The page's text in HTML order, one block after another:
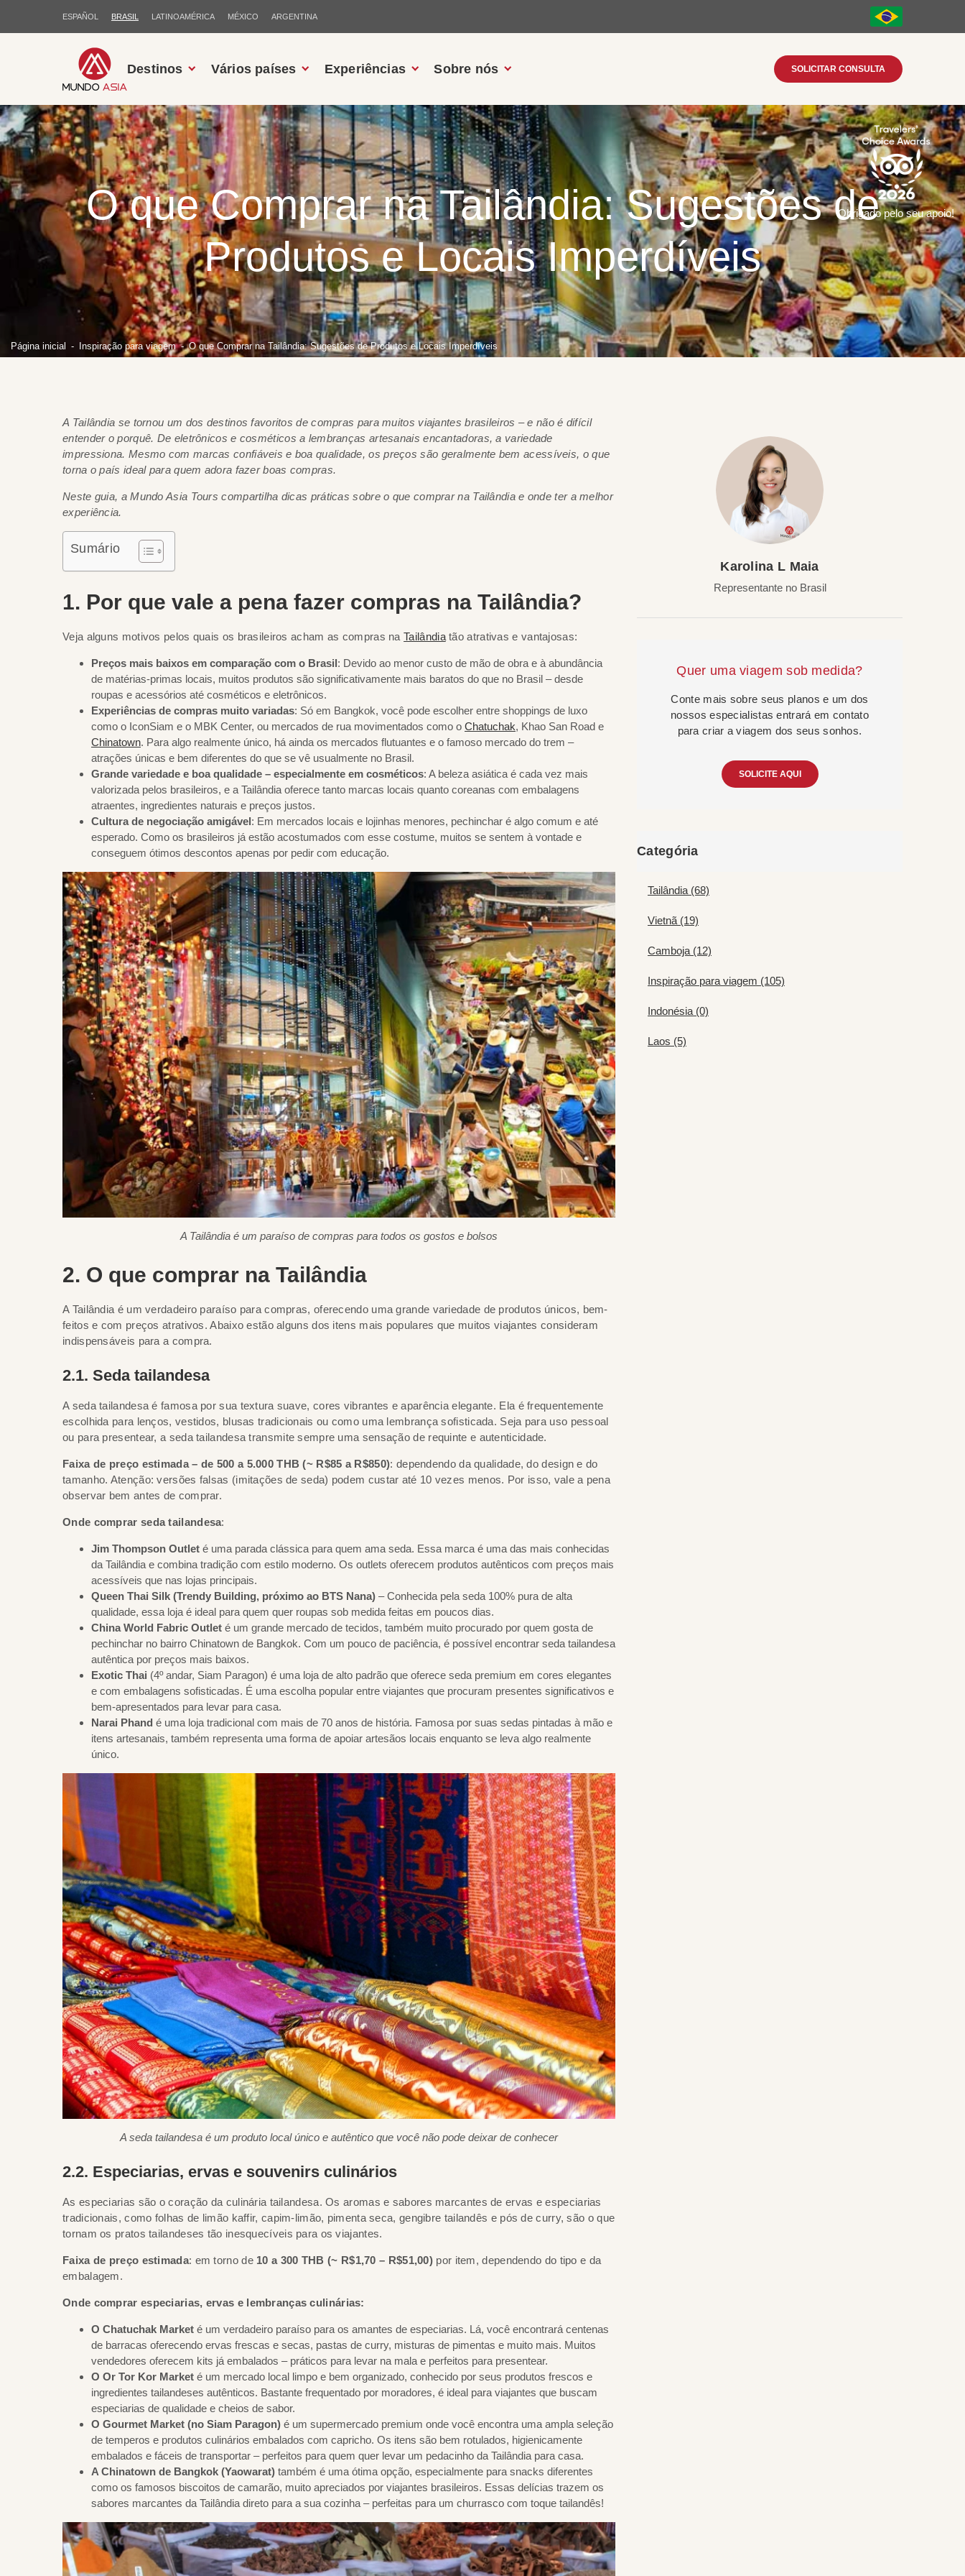
ESPAÑOL BRASIL LATINOAMÉRICA MÉXICO ARGENTINA
Destinos Vários países Experiências Sobre nós SOLICITAR CONSULTA
O que Comprar na Tailândia: Sugestões de
Produtos e Locais Imperdíveis
Página inicial Inspiração para viagem O que Comprar na Tailândia: Sugestões de Produtos e Locais Imperdíveis
Obrigado pelo seu apoio!
A Tailândia se tornou um dos destinos favoritos de compras para muitos viajantes brasileiros – e não é difícil
entender o porquê. De eletrônicos e cosméticos a lembranças artesanais encantadoras, a variedade
impressiona. Mesmo com marcas confiáveis e boa qualidade, os preços são geralmente bem acessíveis, o que
torna o país ideal para quem adora fazer boas compras.
Neste guia, a Mundo Asia Tours compartilha dicas práticas sobre o que comprar na Tailândia e onde ter a melhor
experiência.
Sumário
1. Por que vale a pena fazer compras na Tailândia?
Veja alguns motivos pelos quais os brasileiros acham as compras naTailândiatão atrativas e vantajosas:
Preços mais baixos em comparação com o Brasil: Devido ao menor custo de mão de obra e à abundância
de matérias-primas locais, muitos produtos são significativamente mais baratos do que no Brasil – desde
roupas e acessórios até cosméticos e eletrônicos.
Experiências de compras muito variadas: Só em Bangkok, você pode escolher entre shoppings de luxo
como o IconSiam e o MBK Center, ou mercados de rua movimentados como o Chatuchak, Khao San Road e
Chinatown. Para algo realmente único, há ainda os mercados flutuantes e o famoso mercado do trem –
atrações únicas e bem diferentes do que se vê usualmente no Brasil.
Grande variedade e boa qualidade – especialmente em cosméticos: A beleza asiática é cada vez mais
valorizada pelos brasileiros, e a Tailândia oferece tanto marcas locais quanto coreanas com embalagens
atraentes, ingredientes naturais e preços justos.
Cultura de negociação amigável: Em mercados locais e lojinhas menores, pechinchar é algo comum e até
esperado. Como os brasileiros já estão acostumados com esse costume, muitos se sentem à vontade e
conseguem ótimos descontos apenas por pedir com educação.
A Tailândia é um paraíso de compras para todos os gostos e bolsos
2. O que comprar na Tailândia
A Tailândia é um verdadeiro paraíso para compras, oferecendo uma grande variedade de produtos únicos, bem-
feitos e com preços atrativos. Abaixo estão alguns dos itens mais populares que muitos viajantes consideram
indispensáveis para a compra.
2.1. Seda tailandesa
A seda tailandesa é famosa por sua textura suave, cores vibrantes e aparência elegante. Ela é frequentemente
escolhida para lenços, vestidos, blusas tradicionais ou como uma lembrança sofisticada. Seja para uso pessoal
ou para presentear, a seda tailandesa transmite sempre uma sensação de requinte e autenticidade.
Faixa de preço estimada – de 500 a 5.000 THB (~ R$85 a R$850): dependendo da qualidade, do design e do
tamanho. Atenção: versões falsas (imitações de seda) podem custar até 10 vezes menos. Por isso, vale a pena
observar bem antes de comprar.
Onde comprar seda tailandesa:
Jim Thompson Outlet é uma parada clássica para quem ama seda. Essa marca é uma das mais conhecidas
da Tailândia e combina tradição com estilo moderno. Os outlets oferecem produtos autênticos com preços mais
acessíveis que nas lojas principais.
Queen Thai Silk (Trendy Building, próximo ao BTS Nana) – Conhecida pela seda 100% pura de alta
qualidade, essa loja é ideal para quem quer roupas sob medida feitas em poucos dias.
China World Fabric Outlet é um grande mercado de tecidos, também muito procurado por quem gosta de
pechinchar no bairro Chinatown de Bangkok. Com um pouco de paciência, é possível encontrar seda tailandesa
autêntica por preços mais baixos.
Exotic Thai (4º andar, Siam Paragon) é uma loja de alto padrão que oferece seda premium em cores elegantes
e com embalagens sofisticadas. É uma escolha popular entre viajantes que procuram presentes significativos e
bem-apresentados para levar para casa.
Narai Phand é uma loja tradicional com mais de 70 anos de história. Famosa por suas sedas pintadas à mão e
itens artesanais, também representa uma forma de apoiar artesãos locais enquanto se leva algo realmente
único.
A seda tailandesa é um produto local único e autêntico que você não pode deixar de conhecer
2.2. Especiarias, ervas e souvenirs culinários
As especiarias são o coração da culinária tailandesa. Os aromas e sabores marcantes de ervas e especiarias
tradicionais, como folhas de limão kaffir, capim-limão, pimenta seca, gengibre tailandês e pós de curry, são o que
tornam os pratos tailandeses tão inesquecíveis para os viajantes.
Faixa de preço estimada: em torno de 10 a 300 THB (~ R$1,70 – R$51,00) por item, dependendo do tipo e da
embalagem.
Onde comprar especiarias, ervas e lembranças culinárias:
O Chatuchak Market é um verdadeiro paraíso para os amantes de especiarias. Lá, você encontrará centenas
de barracas oferecendo ervas frescas e secas, pastas de curry, misturas de pimentas e muito mais. Muitos
vendedores oferecem kits já embalados – práticos para levar na mala e perfeitos para presentear.
O Or Tor Kor Market é um mercado local limpo e bem organizado, conhecido por seus produtos frescos e
ingredientes tailandeses autênticos. Bastante frequentado por moradores, é ideal para viajantes que buscam
especiarias de qualidade e cheios de sabor.
O Gourmet Market (no Siam Paragon) é um supermercado premium onde você encontra uma ampla seleção
de temperos e produtos culinários embalados com capricho. Os itens são bem rotulados, higienicamente
embalados e fáceis de transportar – perfeitos para quem quer levar um pedacinho da Tailândia para casa.
A Chinatown de Bangkok (Yaowarat) também é uma ótima opção, especialmente para snacks diferentes
como os famosos biscoitos de camarão, muito apreciados por viajantes brasileiros. Essas delícias trazem os
sabores marcantes da Tailândia direto para a sua cozinha – perfeitas para um churrasco com toque tailandês!
Karolina L Maia
Representante no Brasil
Quer uma viagem sob medida?
Conte mais sobre seus planos e um dos
nossos especialistas entrará em contato
para criar a viagem dos seus sonhos.
SOLICITE AQUI
Categória
Tailândia (68)
Vietnã (19)
Camboja (12)
Inspiração para viagem (105)
Indonésia (0)
Laos (5)